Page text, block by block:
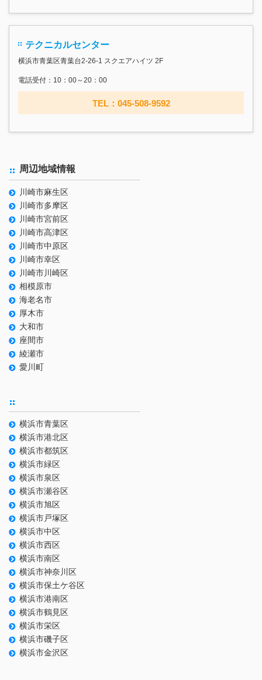
テクニカルセンター
横浜市青葉区青葉台2-26-1 スクエアハイツ 2F
電話受付：10：00～20：00
TEL：045-508-9592
周辺地域情報
川崎市麻生区
川崎市多摩区
川崎市宮前区
川崎市高津区
川崎市中原区
川崎市幸区
川崎市川崎区
相模原市
海老名市
厚木市
大和市
座間市
綾瀬市
愛川町
横浜市青葉区
横浜市港北区
横浜市都筑区
横浜市緑区
横浜市泉区
横浜市瀬谷区
横浜市旭区
横浜市戸塚区
横浜市中区
横浜市西区
横浜市南区
横浜市神奈川区
横浜市保土ケ谷区
横浜市港南区
横浜市鶴見区
横浜市栄区
横浜市磯子区
横浜市金沢区